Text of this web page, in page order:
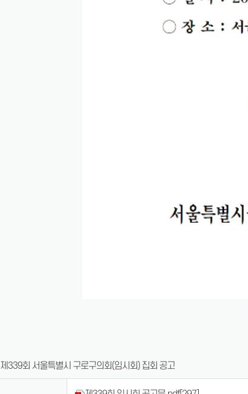
제339회 서울특별시 구로구의회(임시회) 집회 공고